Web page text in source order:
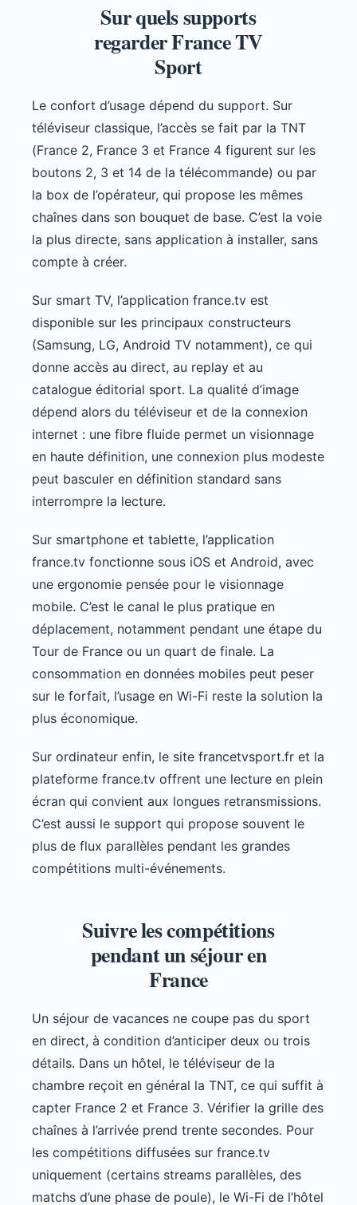
Sur quels supports
regarder France TV
Sport
Le confort d’usage dépend du support. Sur
téléviseur classique, l’accès se fait par la TNT
(France 2, France 3 et France 4 figurent sur les
boutons 2, 3 et 14 de la télécommande) ou par
la box de l’opérateur, qui propose les mêmes
chaînes dans son bouquet de base. C’est la voie
la plus directe, sans application à installer, sans
compte à créer.
Sur smart TV, l’application france.tv est
disponible sur les principaux constructeurs
(Samsung, LG, Android TV notamment), ce qui
donne accès au direct, au replay et au
catalogue éditorial sport. La qualité d’image
dépend alors du téléviseur et de la connexion
internet : une fibre fluide permet un visionnage
en haute définition, une connexion plus modeste
peut basculer en définition standard sans
interrompre la lecture.
Sur smartphone et tablette, l’application
france.tv fonctionne sous iOS et Android, avec
une ergonomie pensée pour le visionnage
mobile. C’est le canal le plus pratique en
déplacement, notamment pendant une étape du
Tour de France ou un quart de finale. La
consommation en données mobiles peut peser
sur le forfait, l’usage en Wi-Fi reste la solution la
plus économique.
Sur ordinateur enfin, le site francetvsport.fr et la
plateforme france.tv offrent une lecture en plein
écran qui convient aux longues retransmissions.
C’est aussi le support qui propose souvent le
plus de flux parallèles pendant les grandes
compétitions multi-événements.
Suivre les compétitions
pendant un séjour en
France
Un séjour de vacances ne coupe pas du sport
en direct, à condition d’anticiper deux ou trois
détails. Dans un hôtel, le téléviseur de la
chambre reçoit en général la TNT, ce qui suffit à
capter France 2 et France 3. Vérifier la grille des
chaînes à l’arrivée prend trente secondes. Pour
les compétitions diffusées sur france.tv
uniquement (certains streams parallèles, des
matchs d’une phase de poule), le Wi-Fi de l’hôtel